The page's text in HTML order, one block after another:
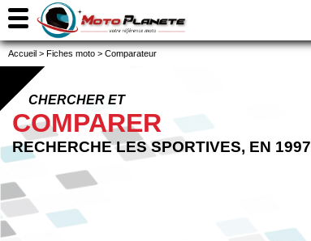
Accueil > Fiches moto > Comparateur
CHERCHER ET
COMPARER
RECHERCHE LES SPORTIVES, EN 1997